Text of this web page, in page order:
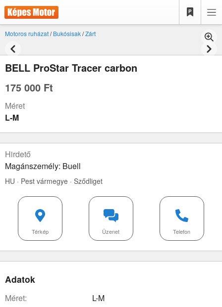
Motoros ruházat/Bukósisak/Zárt
BELL ProStar Tracer carbon
175 000 Ft
Méret
L-M
Hirdető
Magánszemély: Buell
HU · Pest vármegye · Sződliget
Telefon
Üzenet
Térkép
Adatok
méret: L-M